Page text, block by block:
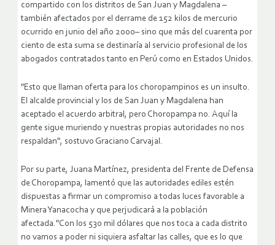
compartido con los distritos de San Juan y Magdalena –
también afectados por el derrame de 152 kilos de mercurio
ocurrido en junio del año 2000– sino que más del cuarenta por
ciento de esta suma se destinaría al servicio profesional de los
abogados contratados tanto en Perú como en Estados Unidos.
"Esto que llaman oferta para los choropampinos es un insulto.
El alcalde provincial y los de San Juan y Magdalena han
aceptado el acuerdo arbitral, pero Choropampa no. Aquí la
gente sigue muriendo y nuestras propias autoridades no nos
respaldan", sostuvo Graciano Carvajal.
Por su parte, Juana Martínez, presidenta del Frente de Defensa
de Choropampa, lamentó que las autoridades ediles estén
dispuestas a firmar un compromiso a todas luces favorable a
Minera Yanacocha y que perjudicará a la población
afectada."Con los 530 mil dólares que nos toca a cada distrito
no vamos a poder ni siquiera asfaltar las calles, que es lo que